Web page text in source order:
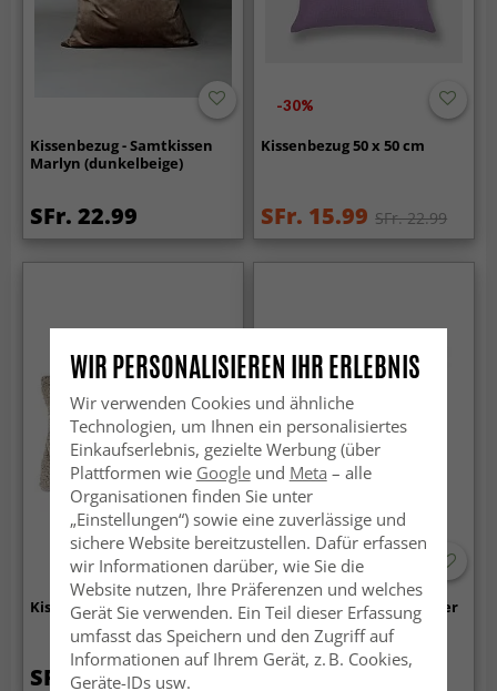
Kissenbezug - Samtkissen
Marlyn (dunkelbeige)
SFr. 22.99
-30%
Kissenbezug 50 x 50 cm
SFr. 15.99 SFr. 22.99
Kissenbezug - Andrea (beige)
SFr. 22.99
Kissenbezug - Aranga Super
Soft (grau)
SFr. 17.99
WIR PERSONALISIEREN IHR ERLEBNIS
Wir verwenden Cookies und ähnliche
Technologien, um Ihnen ein personalisiertes
Einkaufserlebnis, gezielte Werbung (über
Plattformen wie Googleund Meta – alle
Organisationen finden Sie unter
„Einstellungen“) sowie eine zuverlässige und
sichere Website bereitzustellen. Dafür erfassen
wir Informationen darüber, wie Sie die
Website nutzen, Ihre Präferenzen und welches
Gerät Sie verwenden. Ein Teil dieser Erfassung
umfasst das Speichern und den Zugriff auf
Informationen auf Ihrem Gerät, z. B. Cookies,
Geräte-IDs usw.